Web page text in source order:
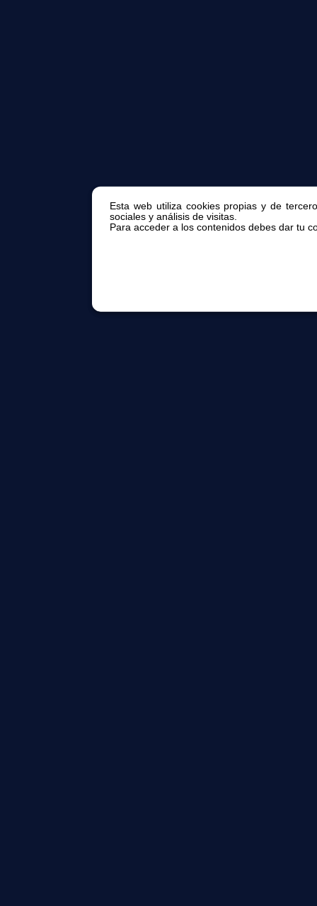
Esta web utiliza cookies propias y de
sociales y análisis de visitas.
Para acceder a los contenidos debes dar tu